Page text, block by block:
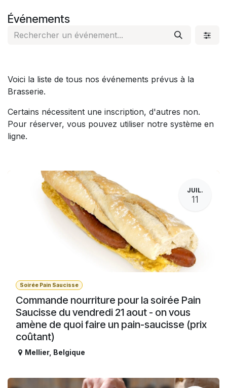
Événements
Voici la liste de tous nos événements prévus à la
Brasserie.
Certains nécessitent une inscription, d'autres non.
Pour réserver, vous pouvez utiliser notre système en
ligne.
JUIL.
11
Soirée Pain Saucisse
Commande nourriture pour la soirée Pain
Saucisse du vendredi 21 aout - on vous
amène de quoi faire un pain-saucisse (prix
coûtant)
Mellier, Belgique